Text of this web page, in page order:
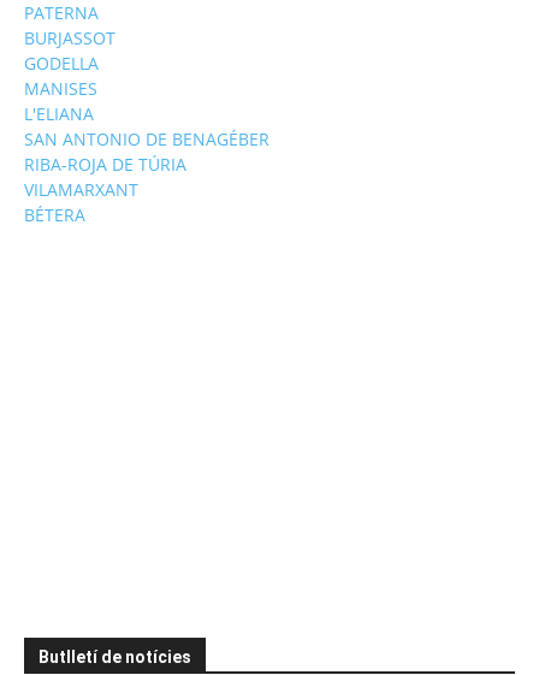
PATERNA
BURJASSOT
GODELLA
MANISES
L'ELIANA
SAN ANTONIO DE BENAGÉBER
RIBA-ROJA DE TÚRIA
VILAMARXANT
BÉTERA
Butlletí de notícies